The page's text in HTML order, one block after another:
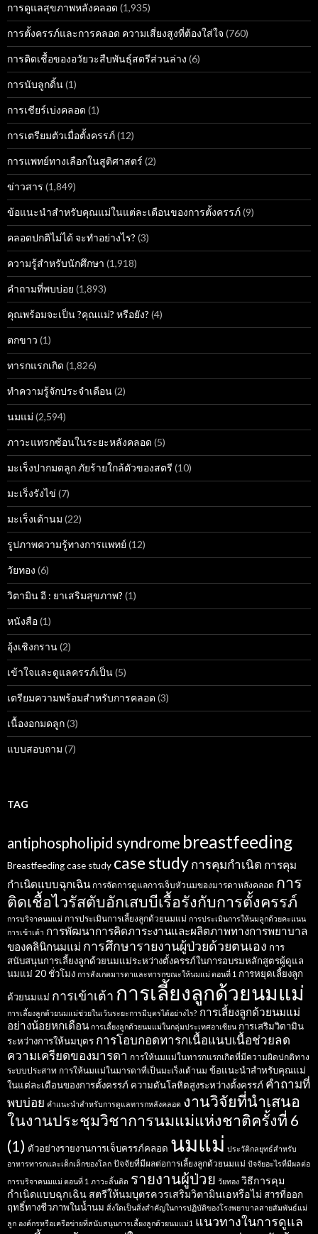
การดูแลสุขภาพหลังคลอด (1,935)
การตั้งครรภ์และการคลอด ความเสี่ยงสูงที่ต้องใส่ใจ (760)
การติดเชื้อของอวัยวะสืบพันธุ์สตรีส่วนล่าง (6)
การนับลูกดิ้น(1)
การเชียร์เบ่งคลอด (1)
การเตรียมตัวเมื่อตั้งครรภ์(12)
การแพทย์ทางเลือกในสูติศาสตร์ (2)
ข่าวสาร (1,849)
ข้อแนะนำสำหรับคุณแม่ในแต่ละเดือนของการตั้งครรภ์(9)
คลอดปกติไม่ได้ จะทำอย่างไร? (3)
ความรู้สำหรับนักศึกษา (1,918)
คำถามที่พบบ่อย (1,893)
คุณพร้อมจะเป็น ?คุณแม่? หรือยัง? (4)
ตกขาว (1)
ทารกแรกเกิด (1,826)
ทำความรู้จักประจำเดือน(2)
นมแม่ (2,594)
ภาวะแทรกซ้อนในระยะหลังคลอด (5)
มะเร็งปากมดลูก ภัยร้ายใกล้ตัวของสตรี (10)
มะเร็งรังไข่ (7)
มะเร็งเต้านม (22)
รูปภาพความรู้ทางการแพทย์ (12)
วัยทอง (6)
วิตามิน อี : ยาเสริมสุขภาพ? (1)
หนังสือ(1)
อุ้งเชิงกราน(2)
เข้าใจและดูแลครรภ์เป็น(5)
เตรียมความพร้อมสำหรับการคลอด (3)
เนื้องอกมดลูก(3)
แบบสอบถาม (7)
TAG
antiphospholipid syndrome breastfeeding
Breastfeeding case study case studyการคุมกำเนิด การคุม
กำเนิดแบบฉุกเฉิน การจัดการดูแลการเจ็บหัวนมของมารดาหลังคลอด การ
ติดเชื้อไวรัสตับอักเสบบีเรื้อรังกับการตั้งครรภ์
การบริจาคนมแม่ การประเมินการเลี้ยงลูกด้วยนมแม่ การประเมินการให้นมลูกด้วยคะแนน
การเข้าเต้า การพัฒนาการคิดภาระงานและผลิตภาพทางการพยาบาล
ของคลินิกนมแม่ การศึกษารายงานผู้ป่วยด้วยตนเอง การ
สนับสนุนการเลี้ยงลูกด้วยนมแม่ระหว่างตั้งครรภ์ในการอบรมหลักสูตรผู้ดูแล
นมแม่ 20 ชั่วโมง การสังเกตมารดาและทารกขณะให้นมแม่ ตอนที่ 1 การหยุดเลี้ยงลูก
ด้วยนมแม่ การเข้าเต้า การเลี้ยงลูกด้วยนมแม่
การเลี้ยงลูกด้วยนมแม่ช่วยในเว้นระยะการมีบุตรได้อย่างไร? การเลี้ยงลูกด้วยนมแม่
อย่างน้อยหกเดือน การเลี้ยงลูกด้วยนมแม่ในกลุ่มประเทศอาเซียน การเสริมวิตามิน
ระหว่างการให้นมบุตร การโอบกอดทารกเนื้อแนบเนื้อช่วยลด
ความเครียดของมารดา การให้นมแม่ในทารกแรกเกิดที่มีความผิดปกติทาง
ระบบประสาท การให้นมแม่ในมารดาที่เป็นมะเร็งเต้านม ข้อแนะนำสำหรับคุณแม่
ในแต่ละเดือนของการตั้งครรภ์ ความดันโลหิตสูงระหว่างตั้งครรภ์ คำถามที่
พบบ่อย คำแนะนำสำหรับการดูแลทารกหลังคลอด งานวิจัยที่นำเสนอ
ในงานประชุมวิชาการนมแม่แห่งชาติครั้งที่ 6
(1) ตัวอย่างรายงานการเจ็บครรภ์คลอด นมแม่ ประวัติกลยุทธ์สำหรับ
อาหารทารกและเด็กเล็กของโลก ปัจจัยที่มีผลต่อการเลี้ยงลูกด้วยนมแม่ ปัจจัยอะไรที่มีผลต่อ
การบริจาคนมแม่ ตอนที่ 1 ภาวะลิ้นติด รายงานผู้ป่วย วัยทอง วิธีการคุม
กำเนิดแบบฉุกเฉิน สตรีให้นมบุตรควรเสริมวิตามินเอหรือไม่ สารที่ออก
ฤทธิ์ทางชีวภาพในน้ำนม สิ่งใดเป็นสิ่งสำคัญในการปฏิบัติของโรงพยาบาลสายสัมพันธ์แม่
ลูก องค์กรหรือเครือข่ายที่สนับสนุนการเลี้ยงลูกด้วยนมแม่1 แนวทางในการดูแล